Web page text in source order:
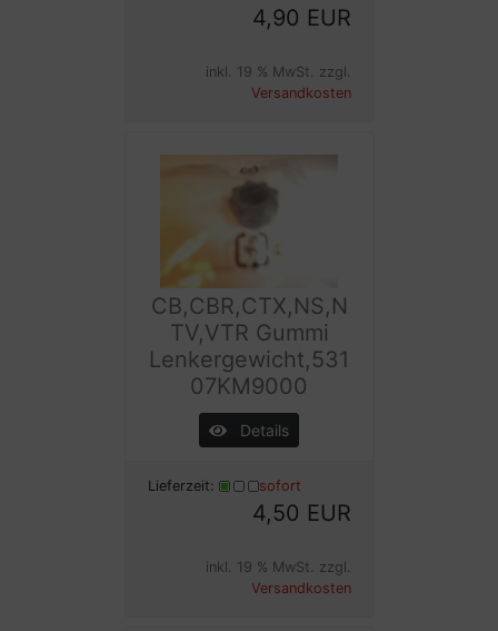
4,90 EUR
inkl. 19 % MwSt. zzgl.
Versandkosten
CB,CBR,CTX,NS,N
TV,VTR Gummi
Lenkergewicht,531
07KM9000
Details
Lieferzeit: sofort
4,50 EUR
inkl. 19 % MwSt. zzgl.
Versandkosten